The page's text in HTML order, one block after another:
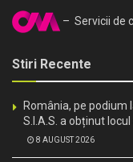
– Servicii de
Stiri Recente
România, pe podium
S.I.A.S. a obținut locul
8 AUGUST 2026